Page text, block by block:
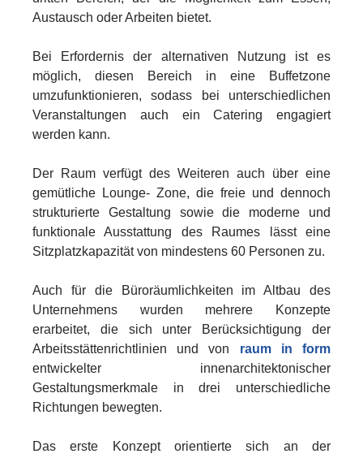
Austausch oder Arbeiten bietet.
Bei Erfordernis der alternativen Nutzung ist es
möglich, diesen Bereich in eine Buffetzone
umzufunktionieren, sodass bei unterschiedlichen
Veranstaltungen auch ein Catering engagiert
werden kann.
Der Raum verfügt des Weiteren auch über eine
gemütliche Lounge- Zone, die freie und dennoch
strukturierte Gestaltung sowie die moderne und
funktionale Ausstattung des Raumes lässt eine
Sitzplatzkapazität von mindestens 60 Personen zu.
Auch für die Büroräumlichkeiten im Altbau des
Unternehmens wurden mehrere Konzepte
erarbeitet, die sich unter Berücksichtigung der
Arbeitsstättenrichtlinien und von raum in form
entwickelter innenarchitektonischer
Gestaltungsmerkmale in drei unterschiedliche
Richtungen bewegten.
Das erste Konzept orientierte sich an der